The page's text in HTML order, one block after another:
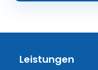
Leistungen